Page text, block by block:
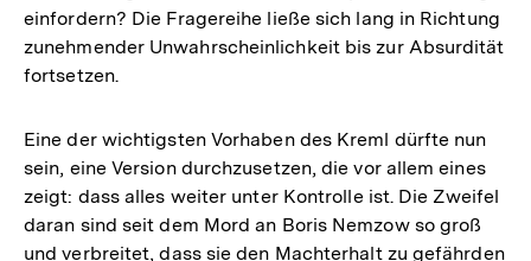
einfordern? Die Fragereihe ließe sich lang in Richtung
zunehmender Unwahrscheinlichkeit bis zur Absurdität
fortsetzen.
Eine der wichtigsten Vorhaben des Kreml dürfte nun
sein, eine Version durchzusetzen, die vor allem eines
zeigt: dass alles weiter unter Kontrolle ist. Die Zweifel
daran sind seit dem Mord an Boris Nemzow so groß
und verbreitet, dass sie den Machterhalt zu gefährden